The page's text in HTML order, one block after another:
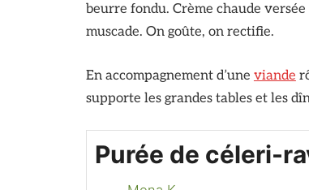
beurre fondu. Crème chaude
muscade. On goûte, on rectifie.
En accompagnement d’une viande
supporte les grandes tables et les
Purée de céleri-